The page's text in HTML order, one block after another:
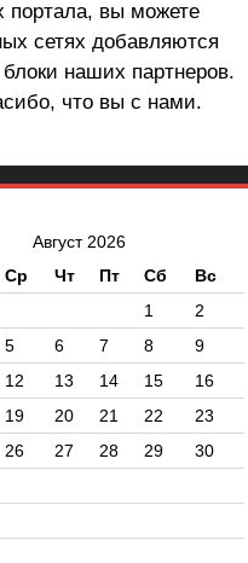
портала, вы можете
сетях добавляются
наших партнеров.
что вы с нами.
Август 2026
Ср Чт Пт Сб Вс
1
2
5 6 7 8
9
12 13 14 15
16
19 20 21 22
23
26 27 28 29
30